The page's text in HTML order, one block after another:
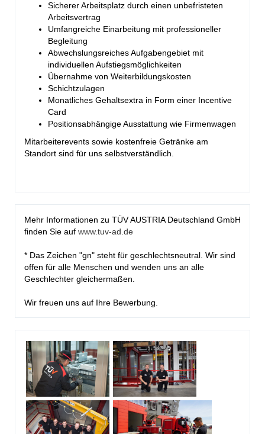
Sicherer Arbeitsplatz durch einen unbefristeten
Arbeitsvertrag
Umfangreiche Einarbeitung mit professioneller
Begleitung
Abwechslungsreiches Aufgabengebiet mit
individuellen Aufstiegsmöglichkeiten
Übernahme von Weiterbildungskosten
Schichtzulagen
Monatliches Gehaltsextra in Form einer Incentive
Card
Positionsabhängige Ausstattung wie Firmenwagen
Mitarbeiterevents sowie kostenfreie Getränke am
Standort sind für uns selbstverständlich.
Mehr Informationen zu TÜV AUSTRIA Deutschland GmbH
finden Sie auf www.tuv-ad.de
* Das Zeichen "gn" steht für geschlechtsneutral. Wir sind
offen für alle Menschen und wenden uns an alle
Geschlechter gleichermaßen.
Wir freuen uns auf Ihre Bewerbung.